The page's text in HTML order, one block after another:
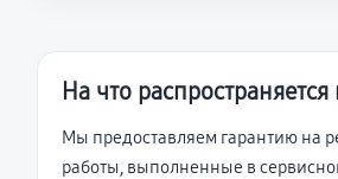
На что распространяется
Мы предоставляем гарантию на
работы, выполненные в